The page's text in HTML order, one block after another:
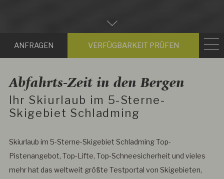
Zum
Hauptinhalt
Anfragen
Abfahrts-Zeit in den Bergen
Ihr Skiurlaub im 5-Sterne-
Skigebiet Schladming
Skiurlaub im 5-Sterne-Skigebiet Schladming Top-
Pistenangebot, Top-Lifte, Top-Schneesicherheit und vieles
mehr hat das weltweit größte Testportal von Skigebieten,